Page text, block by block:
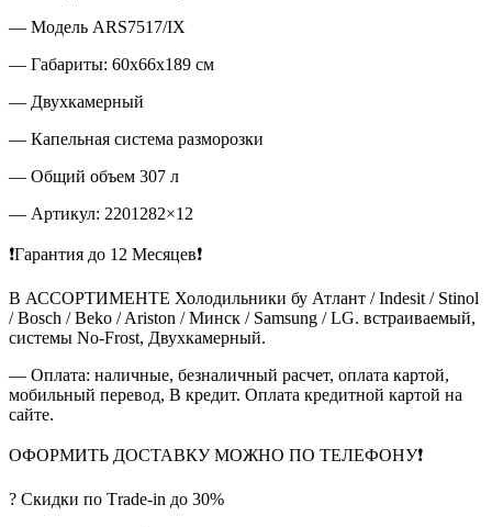
— Модель ARS7517/IX
— Габариты: 60х66х189 см
— Двухкамерный
— Капельная система разморозки
— Общий объем 307 л
— Артикул: 2201282×12
❗Гарантия до 12 Месяцев❗
В АССОРТИМЕНТЕ Холодильники бу Атлант / Indesit / Stinol
/ Bosch / Beko / Ariston / Минск / Samsung / LG. встраиваемый,
системы No-Frost, Двухкамерный.
— Оплата: наличные, безналичный расчет, оплата картой,
мобильный перевод, В кредит. Оплата кредитной картой на
сайте.
ОФОРМИТЬ ДОСТАВКУ МОЖНО ПО ТЕЛЕФОНУ❗
? Скидки по Тrade-in до 30%